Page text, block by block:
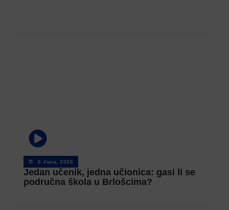
6 Juna, 2026
Jedan učenik, jedna učionica: gasi li se
područna škola u Brlošcima?